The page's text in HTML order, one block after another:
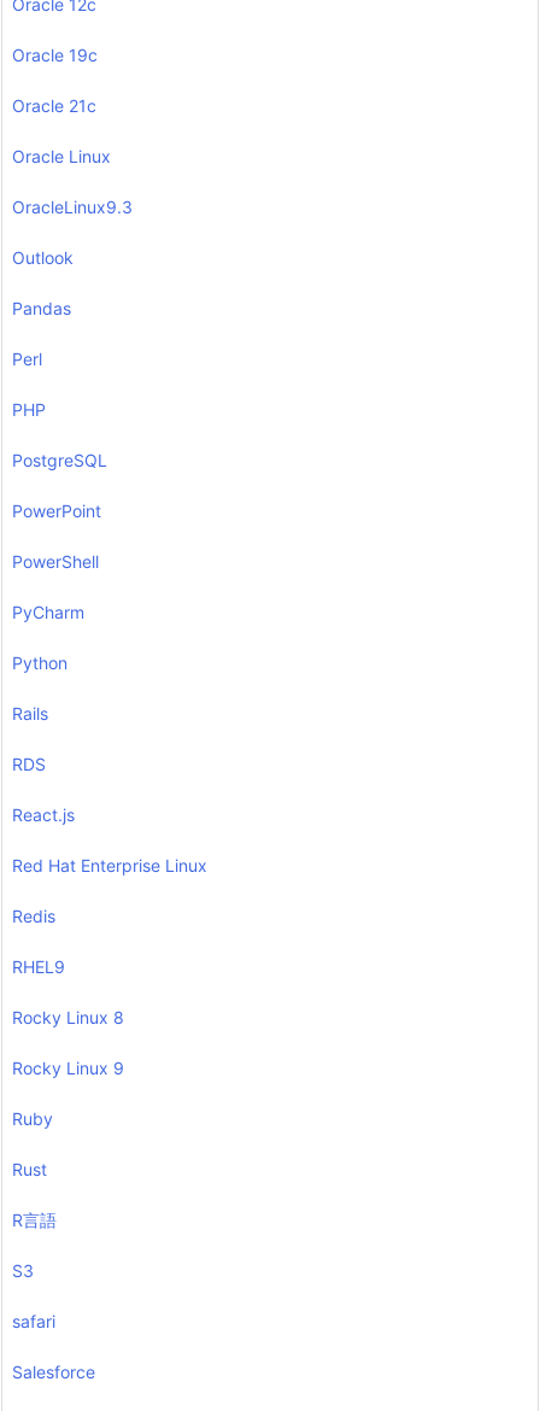
Oracle 12c
Oracle 19c
Oracle 21c
Oracle Linux
OracleLinux9.3
Outlook
Pandas
Perl
PHP
PostgreSQL
PowerPoint
PowerShell
PyCharm
Python
Rails
RDS
React.js
Red Hat Enterprise Linux
Redis
RHEL9
Rocky Linux 8
Rocky Linux 9
Ruby
Rust
R言語
S3
safari
Salesforce